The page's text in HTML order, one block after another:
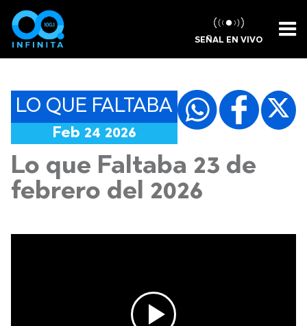
SEÑAL EN VIVO
LO QUE FALTABA
Feb 24 2026
Lo que Faltaba 23 de
febrero del 2026